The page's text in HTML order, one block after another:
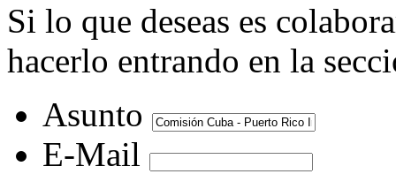
Si lo que deseas es
hacerlo entrando en la
Asunto
E-Mail